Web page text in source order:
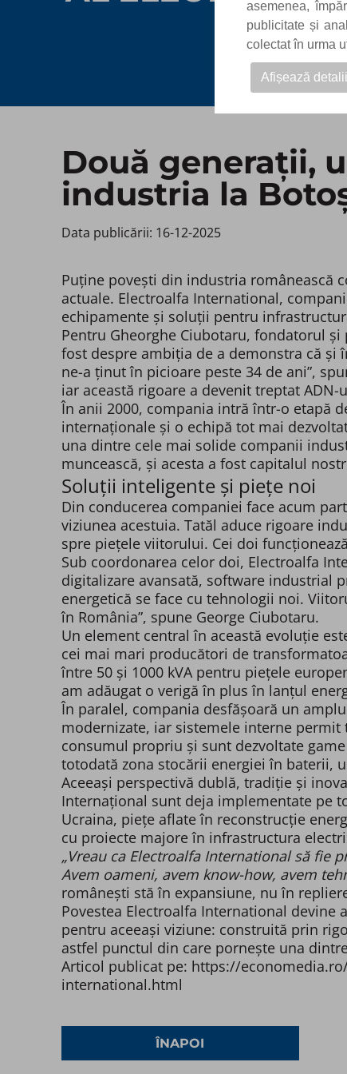
asemenea,
publicitate și
colectat în urma
Afișează detalii
Două generații,
industria la
Data publicării: 16-12-2025 ​
Puține povești din industria românească
actuale. Electroalfa International,
echipamente și soluții pentru
Pentru Gheorghe Ciubotaru, fondatorul
fost despre ambiția de a demonstra că și
ne-a ținut în picioare peste 34 de ani”,
iar această rigoare a devenit treptat ADN-
În anii 2000, compania intră într-o etapă
internaționale și o echipă tot mai
una dintre cele mai solide companii
muncească, și acesta a fost capitalul
Soluții inteligente și piețe noi
Din conducerea companiei face acum
viziunea acestuia. Tatăl aduce rigoare
spre piețele viitorului. Cei doi
Sub coordonarea celor doi, Electroalfa
digitalizare avansată, software industrial
energetică se face cu tehnologii noi.
în România”, spune George Ciubotaru.
Un element central în această evoluție
cei mai mari producători de
între 50 și 1000 kVA pentru piețele
am adăugat o verigă în plus în lanțul
În paralel, compania desfășoară un
modernizate, iar sistemele interne
consumul propriu și sunt dezvoltate
totodată zona stocării energiei în baterii,
Aceeași perspectivă dublă, tradiție și
Internațional sunt deja implementate pe
Ucraina, piețe aflate în reconstrucție
cu proiecte majore în infrastructura
„Vreau ca Electroalfa International să fie
Avem oameni, avem know-how, avem
românești stă în expansiune, nu în
Povestea Electroalfa International
pentru aceeași viziune: construită prin
astfel punctul din care pornește una
Articol publicat pe: https://
international.html
ÎNAPOI